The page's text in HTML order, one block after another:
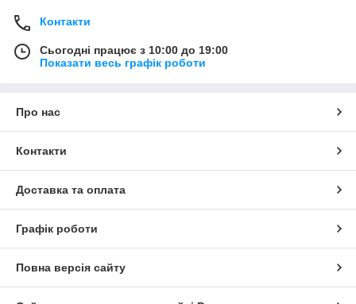
Контакти
Сьогодні працює з 10:00 до 19:00
Показати весь графік роботи
Про нас
Контакти
Доставка та оплата
Графік роботи
Повна версія сайту